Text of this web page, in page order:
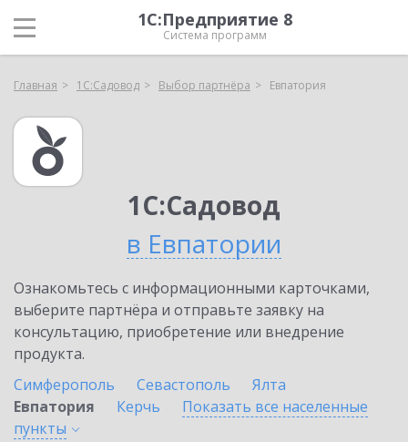
1С:Предприятие 8
Система программ
Главная 1С:Садовод Выбор партнёра Евпатория
1С:Садовод
в Евпатории
Ознакомьтесь с информационными карточками,
выберите партнёра и отправьте заявку на
консультацию, приобретение или внедрение
продукта.
Симферополь
Севастополь
Ялта
Евпатория
Керчь
Показать все населенные
пункты